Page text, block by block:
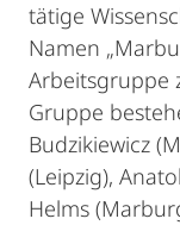
tätige
Namen
Arbeitsgruppe
Gruppe
Budzikiewicz
(Leipzig),
Helms